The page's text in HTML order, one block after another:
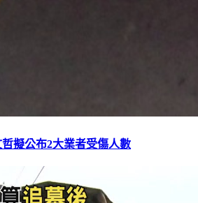
擬公布2大業者受傷人數